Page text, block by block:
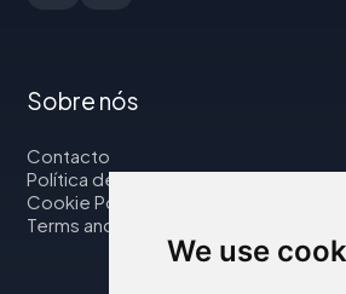
We use
Sobre nós
Contacto
Política de privacidade
Cookie Policy
Terms and Conditions